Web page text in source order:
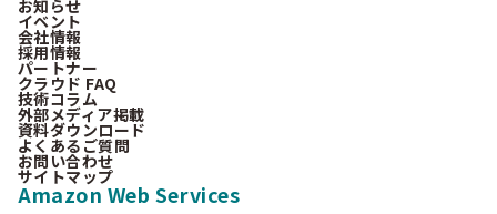
お知らせ
イベント
会社情報
採用情報
パートナー
クラウド FAQ
技術コラム
外部メディア掲載
資料ダウンロード
よくあるご質問
お問い合わせ
サイトマップ
Amazon Web Services